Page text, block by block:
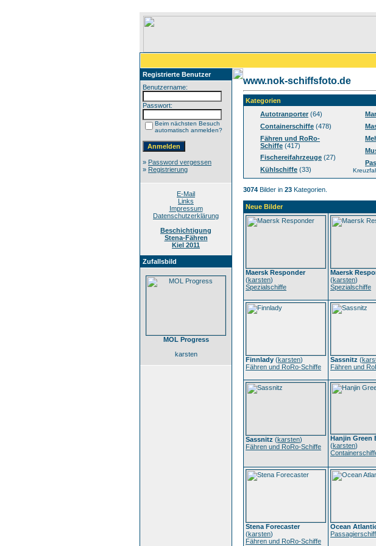
Registrierte Benutzer
Benutzername:
Passwort:
Beim nächsten Besuch
automatisch anmelden?
» Password vergessen
» Registrierung
E-Mail
Links
Impressum
Datenschutzerklärung
Beschichtigung
Stena-Fähren
Kiel 2011
Zufallsbild
MOL Progress
karsten
www.nok-schiffsfoto.de
Kategorien
Autotranporter(64)
Containerschiffe (478)
Fähren und RoRo-
Schiffe (417)
Fischereifahrzeuge (27)
Kühlschiffe (33)
3074 Bilder in 23 Kategorien.
Neue Bilder
Maersk Responder
(karsten)
Spezialschiffe
Maersk
(karsten)
Spezialschiffe
Finnlady (karsten)
Fähren und RoRo-Schiffe
Sassnitz (
Fähren und
Sassnitz (karsten)
Fähren und RoRo-Schiffe
Hanjin Green
(karsten)
Stena Forecaster
(karsten)
Fähren und RoRo-Schiffe
Ocean